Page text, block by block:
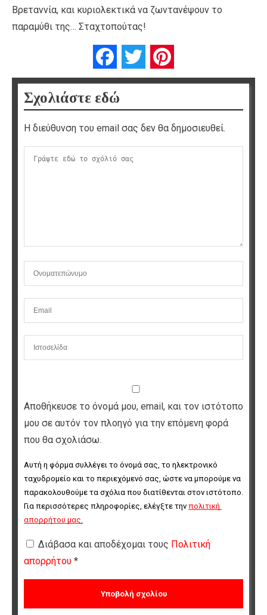
Βρεταννία, και κυριολεκτικά να ζωντανέψουν το
παραμύθι της… Σταχτοπούτας!
FacebookTwitter
Σχολιάστε εδώ
Η διεύθυνση του email σας δεν θα δημοσιευθεί.
Αποθήκευσε το όνομά μου, email, και τον ιστότοπο
μου σε αυτόν τον πλοηγό για την επόμενη φορά
που θα σχολιάσω.
Αυτή η φόρμα συλλέγει το όνομά σας, το ηλεκτρονικό
ταχυδρομείο και το περιεχόμενό σας, ώστε να μπορούμε να
παρακολουθούμε τα σχόλια που διατίθενται στον ιστότοπο.
Για περισσότερες πληροφορίες, ελέγξτε την πολιτική
απορρήτου μας.
Διάβασα και αποδέχομαι τους Πολιτική
απορρήτου *